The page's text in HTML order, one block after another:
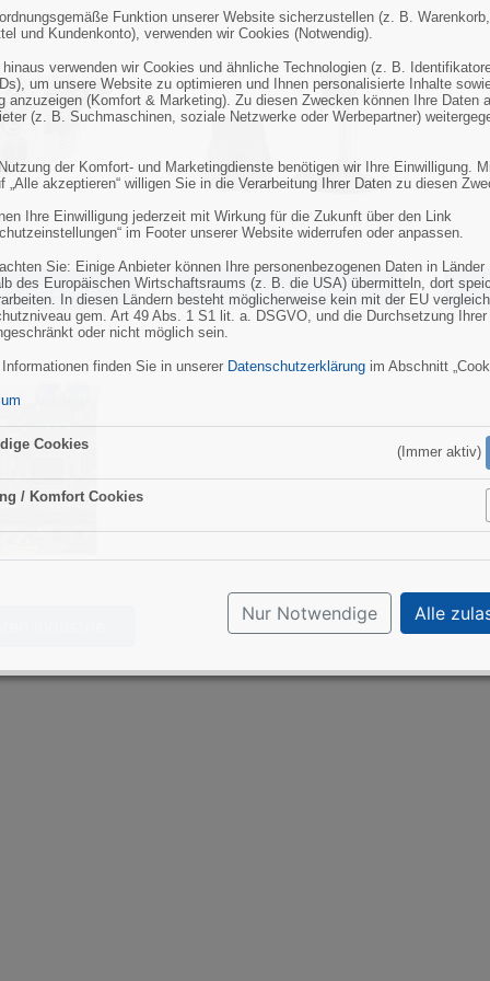
Funktion unserer Website sicherzustellen (z. B. Warenkorb,
und Kundenkonto), verwenden wir Cookies (Notwendig).
hinaus verwenden wir Cookies und ähnliche Technologien (z. B.
um unsere Website zu optimieren und Ihnen personalisierte Inhalte
anzuzeigen (Komfort & Marketing). Zu diesen Zwecken können Ihre Daten
(z. B. Suchmaschinen, soziale Netzwerke oder Werbepartner)
der Komfort- und Marketingdienste benötigen wir Ihre Einwilligung.
„Alle akzeptieren“ willigen Sie in die Verarbeitung Ihrer Daten zu diesen
Ihre Einwilligung jederzeit mit Wirkung für die Zukunft über den Link
im Footer unserer Website widerrufen oder anpassen.
Sie: Einige Anbieter können Ihre personenbezogenen Daten in Länder
des Europäischen Wirtschaftsraums (z. B. die USA) übermitteln, dort
In diesen Ländern besteht möglicherweise kein mit der EU
gem. Art 49 Abs. 1 S1 lit. a. DSGVO, und die Durchsetzung
oder nicht möglich sein.
finden Sie in unserer Datenschutzerklärung im Abschnitt
Cookies (Immer aktiv)
/ Komfort Cookies
Nur Notwendige Alle
- Netzteile Industrie Zubehör